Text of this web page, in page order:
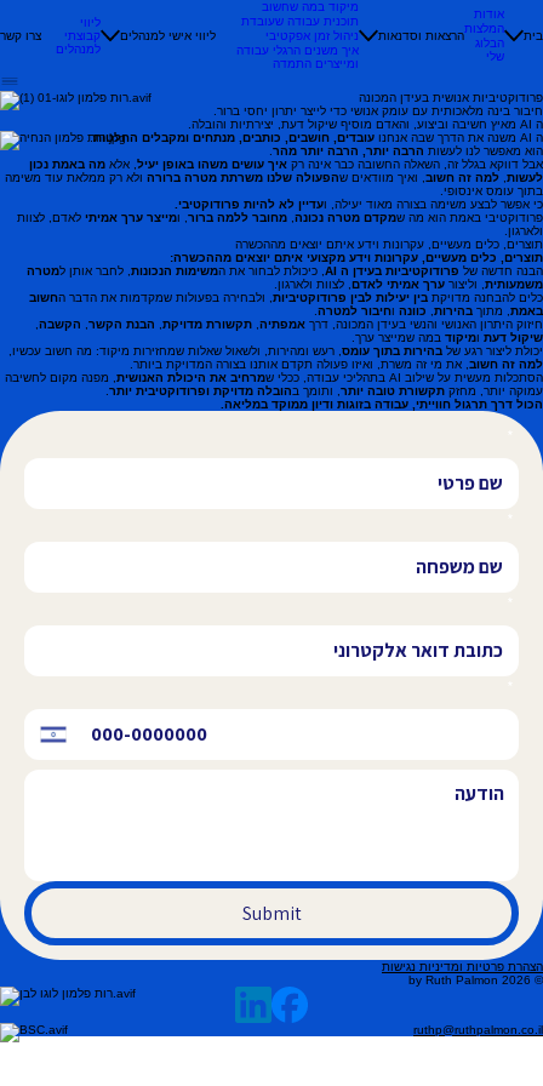
בית
אודות
המלצות
הבלוג
שלי
הרצאות וסדנאות
מיקוד במה שחשוב
תוכנית עבודה שעובדת
ניהול זמן אפקטיבי
איך משנים הרגלי עבודה
ומייצרים התמדה
ליווי אישי למנהלים
ליווי
קבוצתי
למנהלים
צרו קשר
פרודוקטיביות אנושית בעידן המכונה
חיבור בינה מלאכותית עם עומק אנושי כדי לייצר יתרון יחסי ברור.
ה AI מאיץ חשיבה וביצוע, והאדם מוסיף שיקול דעת, יצירתיות והובלה.
ה AI משנה את הדרך שבה אנחנו
עובדים, חושבים, כותבים, מנתחים ומקבלים החלטות.
הוא מאפשר לנו לעשות הרבה יותר, הרבה יותר מהר
אבל דווקא בגלל זה, השאלה החשובה כבר אינה רק איך עושים משהו באופן יעיל , אלא מה באמת נכון
לעשות למה זה חשוב , ואיך מוודאים שהפעולה שלנו משרתת מטרה ברורה ולא רק ממלאת עוד משימה
בתוך עומס אינסופי.
כי אפשר לבצע משימה בצורה מאוד יעילה, ועדיין לא להיות פרודוקטיבי.
פרודוקטיבי באמת הוא מה שמקדם מטרה נכונה מחובר ללמה ברור , ומייצר ערך אמיתי לאדם, לצוות
ולארגון.
תוצרים, כלים מעשיים, עקרונות וידע איתם יוצאים מההכשרה
תוצרים, כלים מעשיים, עקרונות וידע מקצועי איתם יוצאים מההכשרה:
הבנה חדשה של פרודוקטיביות בעידן ה AI , כיכולת לבחור את המשימות הנכונות , לחבר אותן למטרה
משמעותית , וליצור ערך אמיתי לאדם , לצוות ולארגון.
כלים להבחנה מדויקת בין יעילות לבין פרודוקטיביות , ולבחירה בפעולות שמקדמות את הדבר החשוב
באמת , מתוך בהירות כוונה וחיבור למטרה
חיזוק היתרון האנושי והנשי בעידן המכונה, דרך אמפתיה תקשורת מדויקת הבנת הקשר הקשבה
שיקול דעת ומיקוד במה שמייצר ערך.
יכולת ליצור רגע של בהירות בתוך עומס , רעש ומהירות, ולשאול שאלות שמחזירות מיקוד: מה חשוב עכשיו,
למה זה חשוב , את מי זה משרת, ואיזו פעולה תקדם אותנו בצורה המדויקת ביותר.
הסתכלות מעשית על שילוב AI בתהליכי עבודה, ככלי ש
מרחיב את היכולת האנושית , מפנה מקום לחשיבה
עמוקה יותר, מחזק תקשורת טובה יותר , ותומך בהובלה מדויקת ופרודוקטיבית יותר
הכול דרך תרגול חווייתי, עבודה בזוגות ודיון ממוקד במליאה.
Submit
הצהרת פרטיות ומדיניות נגישות
© 2026 by Ruth Palmon
ruthp@ruthpalmon.co.il